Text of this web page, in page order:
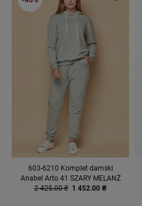
603-6210 Komplet damski
Anabel Arto 41 SZARY MELANŻ
2 425.00 ₴ 1 452.00 ₴